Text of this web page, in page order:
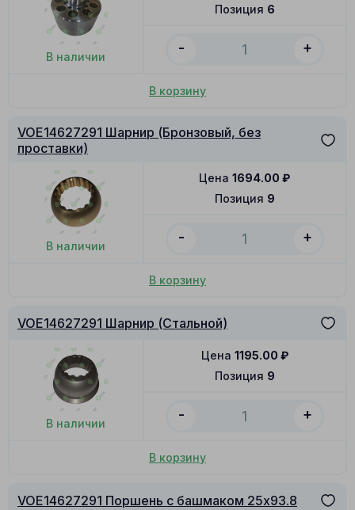
В наличии
Позиция 6
- +
В корзину
VOE14627291 Шарнир (Бронзовый, без
проставки)
В наличии
Позиция 9
Цена 1694.00 ₽
- +
В корзину
VOE14627291 Шарнир (Стальной)
В наличии
Позиция 9
Цена 1195.00 ₽
- +
В корзину
VOE14627291 Поршень с башмаком 25x93.8